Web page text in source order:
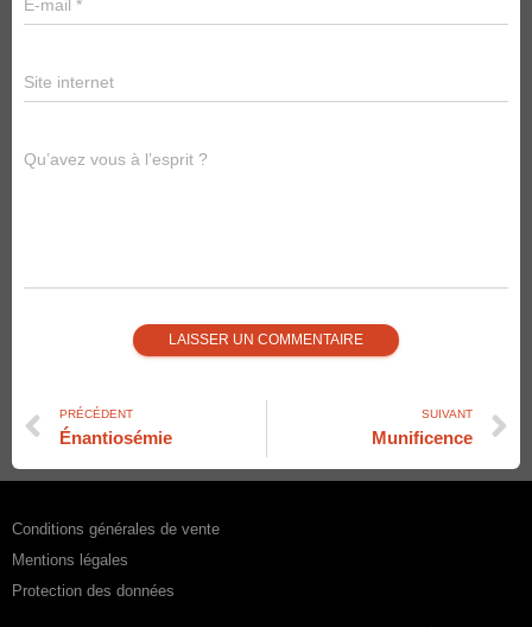
E-mail *
Site internet
Qu’avez vous à l’esprit ?
PRÉCÉDENT
Énantiosémie
SUIVANT
Munificence
Conditions générales de vente
Mentions légales
Protection des données